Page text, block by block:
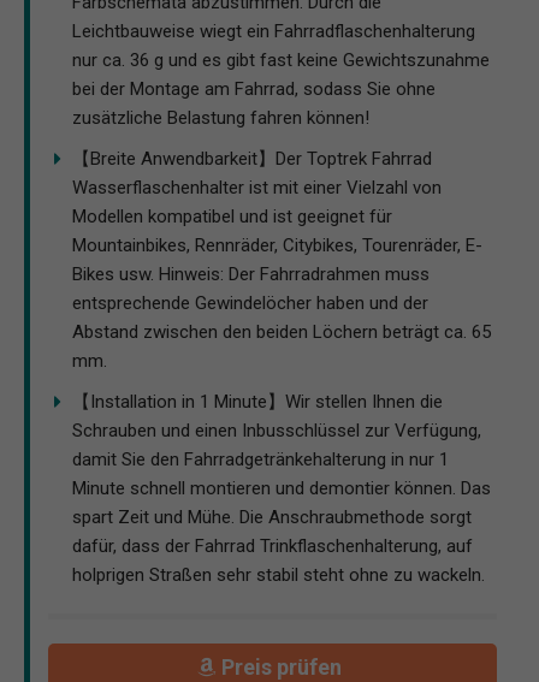
Leichtbauweise wiegt ein Fahrradflaschenhalterung
nur ca. 36 g und es gibt fast keine Gewichtszunahme
bei der Montage am Fahrrad, sodass Sie ohne
zusätzliche Belastung fahren können!
【Breite Anwendbarkeit】Der Toptrek Fahrrad
Wasserflaschenhalter ist mit einer Vielzahl von
Modellen kompatibel und ist geeignet für
Mountainbikes, Rennräder, Citybikes, Tourenräder, E-
Bikes usw. Hinweis: Der Fahrradrahmen muss
entsprechende Gewindelöcher haben und der
Abstand zwischen den beiden Löchern beträgt ca. 65
mm.
【Installation in 1 Minute】Wir stellen Ihnen die
Schrauben und einen Inbusschlüssel zur Verfügung,
damit Sie den Fahrradgetränkehalterung in nur 1
Minute schnell montieren und demontier können. Das
spart Zeit und Mühe. Die Anschraubmethode sorgt
dafür, dass der Fahrrad Trinkflaschenhalterung, auf
holprigen Straßen sehr stabil steht ohne zu wackeln.
Preis prüfen